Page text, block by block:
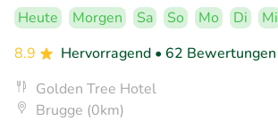
Heute Morgen Sa So Mo Di
Mi
8.9
Hervorragend • 62 Bewertungen
Golden Tree Hotel
Brugge (0km)